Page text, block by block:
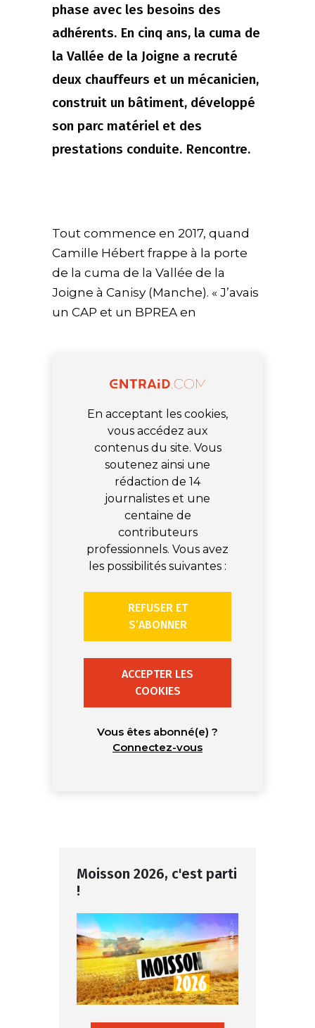
phase avec les besoins des
adhérents. En cinq ans, la cuma de
la Vallée de la Joigne a recruté
deux chauffeurs et un mécanicien,
construit un bâtiment, développé
son parc matériel et des
prestations conduite. Rencontre.
Tout commence en 2017, quand
Camille Hébert frappe à la porte
de la cuma de la Vallée de la
Joigne à Canisy (Manche). « J’avais
un CAP et un BPREA en
En acceptant les cookies,
vous accédez aux
contenus du site. Vous
soutenez ainsi une
rédaction de 14
journalistes et une
centaine de
contributeurs
professionnels. Vous avez
les possibilités suivantes :
REFUSER ET
S’ABONNER
ACCEPTER LES
COOKIES
Vous êtes abonné(e) ?
Connectez-vous
Moisson 2026, c'est parti
!